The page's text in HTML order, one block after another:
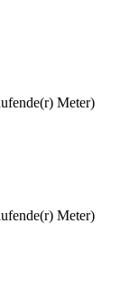
Meter)
Meter)